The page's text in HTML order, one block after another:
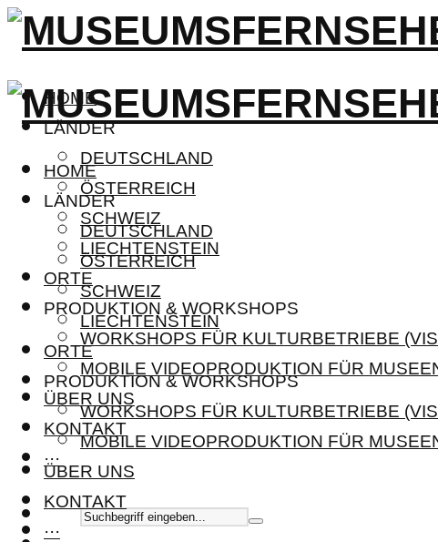
HOME
LÄNDER
DEUTSCHLAND
ÖSTERREICH
SCHWEIZ
LIECHTENSTEIN
ORTE
PRODUKTION & WORKSHOPS
WORKSHOPS FÜR KULTURBETRIEBE
MOBILE VIDEOPRODUKTION FÜR
ÜBER UNS
KONTAKT
···
HOME
LÄNDER
DEUTSCHLAND
ÖSTERREICH
SCHWEIZ
LIECHTENSTEIN
ORTE
PRODUKTION & WORKSHOPS
WORKSHOPS FÜR KULTURBETRIEBE
MOBILE VIDEOPRODUKTION FÜR
ÜBER UNS
KONTAKT
···